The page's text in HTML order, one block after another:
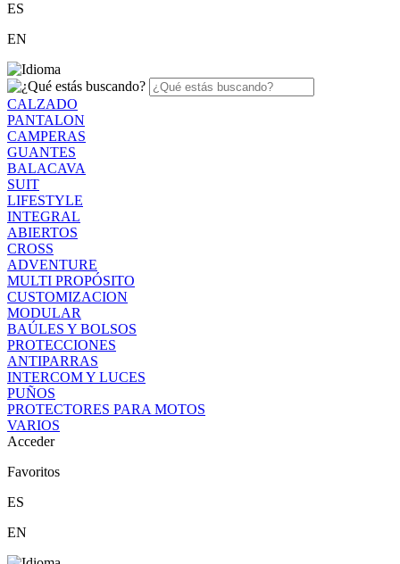
ES
EN
CALZADO
PANTALON
CAMPERAS
GUANTES
BALACAVA
SUIT
LIFESTYLE
INTEGRAL
ABIERTOS
CROSS
ADVENTURE
MULTI PROPÓSITO
CUSTOMIZACION
MODULAR
BAÚLES Y BOLSOS
PROTECCIONES
ANTIPARRAS
INTERCOM Y LUCES
PUÑOS
PROTECTORES PARA MOTOS
VARIOS
Acceder
Favoritos
ES
EN